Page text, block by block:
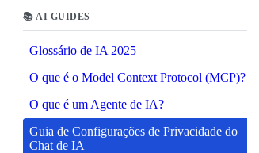
📚 AI GUIDES
Glossário de IA 2025
O que é o Model Context Protocol (MCP)?
O que é um Agente de IA?
Guia de Configurações de Privacidade do
Chat de IA